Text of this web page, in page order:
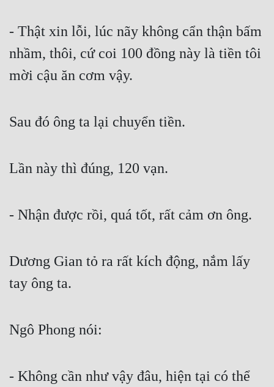
Gia Đấu
Góc Nhìn Nam
Góc Nhìn Nữ
Huyền Nghi
Hài Hước
Học Đường
Khoa Huyễn Không Gian
Kỳ Ảo
- Thật xin lỗi, lúc nãy không cẩn thận bấm
nhầm, thôi, cứ coi 100 đồng này là tiền tôi
mời cậu ăn cơm vậy.
Sau đó ông ta lại chuyển tiền.
Lần này thì đúng, 120 vạn.
- Nhận được rồi, quá tốt, rất cảm ơn ông.
Dương Gian tỏ ra rất kích động, nắm lấy
tay ông ta.
Ngô Phong nói:
- Không cần như vậy đâu, hiện tại có thể